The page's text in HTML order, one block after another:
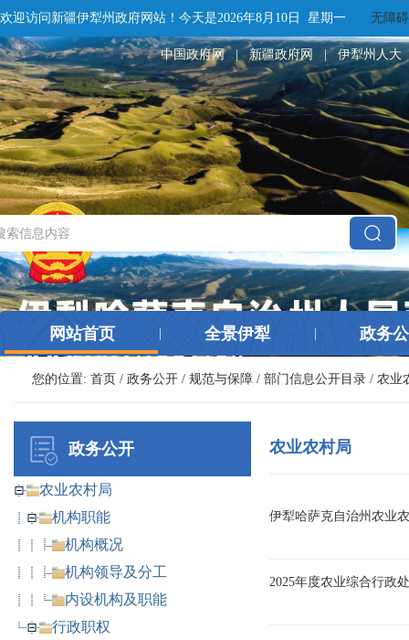
欢迎访问新疆伊犁州政府网站！ 今天是2026年8月10日 星期一 无障碍
中国政府网 | 新疆政府网 | 伊犁州人大
网站首页 全景伊犁 政务
您的位置: 首页 / 政务公开 / 规范与保障 / 部门信息公开目录 / 农业
政务公开
农业农村局
机构职能
机构概况
机构领导及分工
内设机构及职能
行政职权
农业农村局
伊犁哈萨克自治州农业
2025年度农业综合行政